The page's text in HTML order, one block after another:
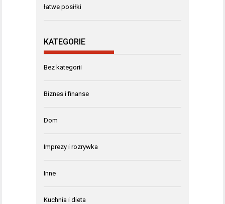
łatwe posiłki
KATEGORIE
Bez kategorii
Biznes i finanse
Dom
Imprezy i rozrywka
Inne
Kuchnia i dieta